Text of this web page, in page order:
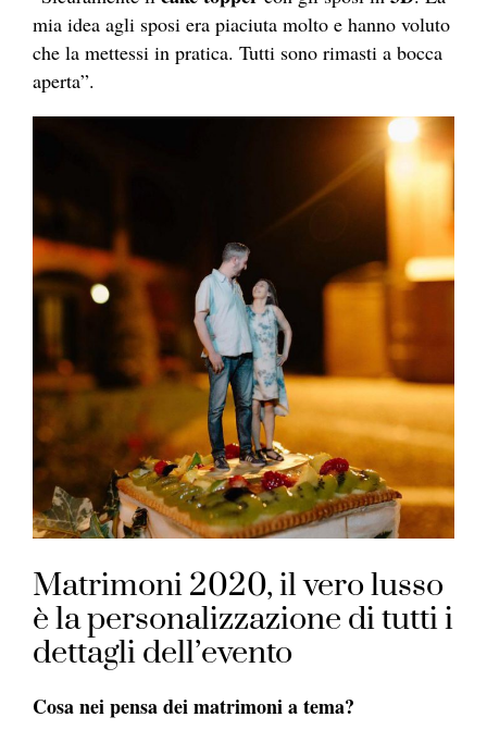
mia idea agli sposi era piaciuta molto e hanno voluto
che la mettessi in pratica. Tutti sono rimasti a bocca
aperta”.
Matrimoni 2020, il vero lusso
è la personalizzazione di tutti i
dettagli dell’evento
Cosa nei pensa dei matrimoni a tema?